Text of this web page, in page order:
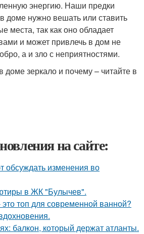
энергию. Наши предки
доме нужно вешать или ставить
места, так как оно обладает
и может привлечь в дом не
а и зло с неприятностями.
доме зеркало и почему – читайте в
на сайте:
обсуждать изменения во
в ЖК "Булычев".
топ для современной ванной?
балкон, который держат атланты.